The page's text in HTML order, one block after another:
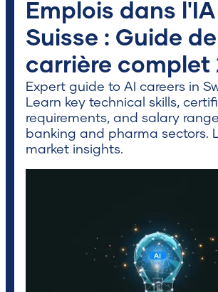
Que
vous
Chercher
Emplois dans
Suisse : Guide de
carrière complet
Expert guide to AI careers in
Learn key technical skills,
requirements, and salary
banking and pharma sectors.
market insights.